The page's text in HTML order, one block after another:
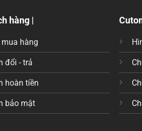
hàng |
hàng
đổi - trả
hoàn tiền
bảo mật